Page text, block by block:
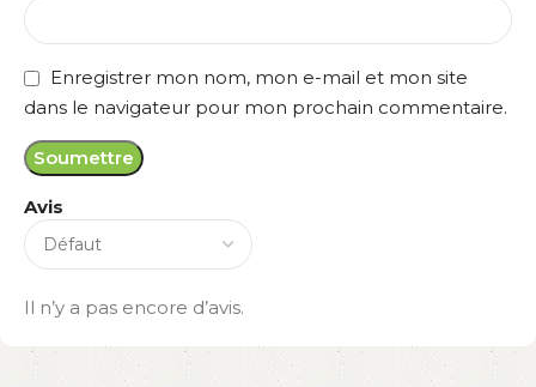
Avis
Il n’y a pas encore d’avis.
Enregistrer mon nom, mon e-mail et mon site
dans le navigateur pour mon prochain commentaire.